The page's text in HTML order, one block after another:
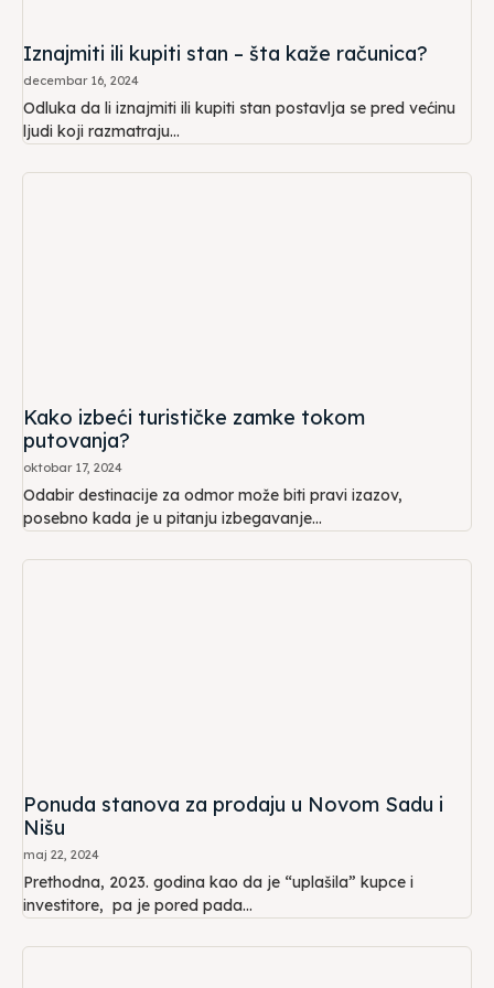
Iznajmiti ili kupiti stan – šta kaže računica?
decembar 16, 2024
Odluka da li iznajmiti ili kupiti stan postavlja se pred većinu
ljudi koji razmatraju...
Kako izbeći turističke zamke tokom
putovanja?
oktobar 17, 2024
Odabir destinacije za odmor može biti pravi izazov,
posebno kada je u pitanju izbegavanje...
Ponuda stanova za prodaju u Novom Sadu i
Nišu
maj 22, 2024
Prethodna, 2023. godina kao da je “uplašila” kupce i
investitore, pa je pored pada...